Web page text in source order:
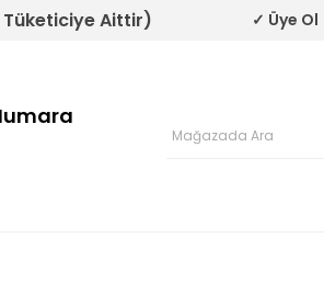
Tüketiciye Aittir) ✓ Üye Ol